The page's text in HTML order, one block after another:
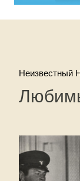
Неизвестный